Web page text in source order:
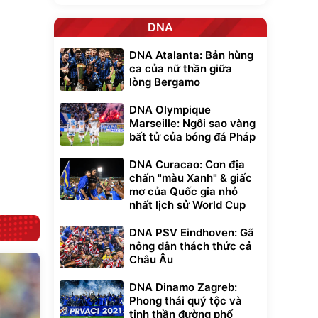
Bụi Lau
-
Vali Bamozo
Khung Nhôm
9066 Size
20/24/28 Cao Cấp
1.000.000đ
825.000đ
Flash Sale
Lót ghế ôtô, nâng
lưng chống nóng
giúp thoải mái
Đã bán nhiều
DNA
DNA Atalanta: Bản hùng
ca của nữ thần giữa
lòng Bergamo
DNA Olympique
Marseille: Ngôi sao vàng
bất tử của bóng đá Pháp
DNA Curacao: Cơn địa
chấn "màu Xanh" & giấc
mơ của Quốc gia nhỏ
nhất lịch sử World Cup
DNA PSV Eindhoven: Gã
nông dân thách thức cả
Châu Âu
DNA Dinamo Zagreb:
Phong thái quý tộc và
tinh thần đường phố